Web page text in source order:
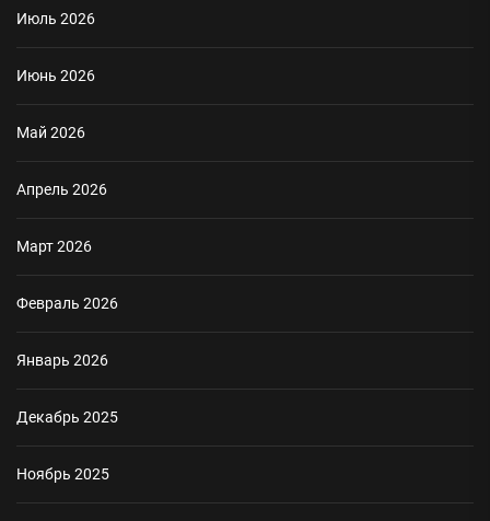
Июль 2026
Июнь 2026
Май 2026
Апрель 2026
Март 2026
Февраль 2026
Январь 2026
Декабрь 2025
Ноябрь 2025